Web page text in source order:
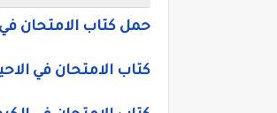
حمل كتاب الامتحان في
كتاب الامتحان في